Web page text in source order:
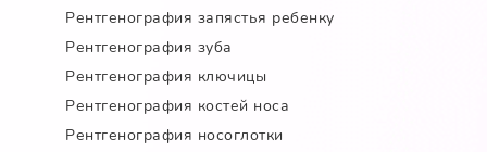
Рентгенография запястья ребенку
Рентгенография зуба
Рентгенография ключицы
Рентгенография костей носа
Рентгенография носоглотки